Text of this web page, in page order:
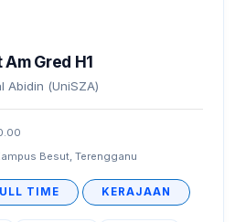
Gred H1
Abidin (UniSZA)
Besut, Terengganu
TIME KERAJAAN